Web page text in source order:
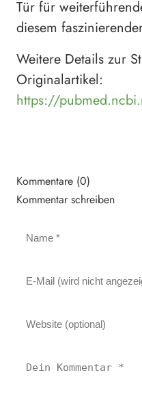
Tür für
diesem
Weitere Details zur
Originalartikel:
https://
Kommentare (0)
Kommentar schreiben